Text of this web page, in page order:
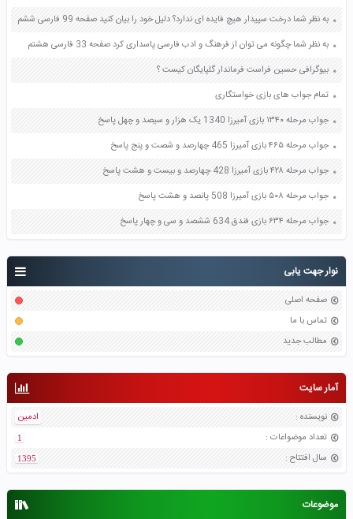
نوار جهت یابی
صفحه اصلی
تماس با ما
مطالب جدید
آمار سایت
نویسنده :
ادمین
تعداد موضواعات :
1
سال افتتاح :
1395
موضوعات
به نظر شما درخت سپیدار هیچ فایده ای ندارد؟ دلیل خود را بیان کنید صفحه 99 فارسی ششم
به نظر شما چگونه می توان از فرهنگ و ادب فارسی پاسداری کرد صفحه 33 فارسی هشتم
بیوگرافی حسین فراست فرماندار گلپایگان کیست ؟
تمام جواب های بازی خواستگاری
جواب مرحله ۱۳۴۰ بازی آمیرزا 1340 یک هزار و سیصد و چهل پاسخ
جواب مرحله ۴۶۵ بازی آمیرزا 465 چهارصد و شصت و پنج پاسخ
جواب مرحله ۴۲۸ بازی آمیرزا 428 چهارصد و بیست و هشت پاسخ
جواب مرحله ۵۰۸ بازی آمیرزا 508 پانصد و هشت پاسخ
جواب مرحله ۶۳۴ بازی فندق 634 ششصد و سی و چهار پاسخ